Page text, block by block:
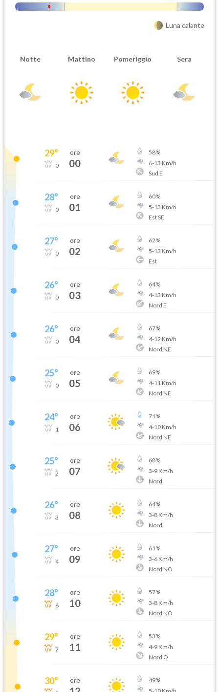
Luna calante
Notte Mattino Pomeriggio Sera
29°
0
ore
00
58%
6-13 Km/h
Sud E
28°
0
ore
01
60%
5-13 Km/h
Est SE
27°
0
ore
02
62%
5-13 Km/h
Est
26°
0
ore
03
64%
4-13 Km/h
Nord E
26°
0
ore
04
67%
4-12 Km/h
Nord NE
25°
0
ore
05
69%
4-11 Km/h
Nord NE
24°
1
ore
06
71%
4-10Km/h
Nord NE
25°
2
ore
07
68%
3-9Km/h
Nord
26°
3
ore
08
64%
3-8Km/h
Nord
27°
4
ore
09
61%
3-6Km/h
Nord NO
28°
6
ore
10
57%
3-8Km/h
Nord NO
29°
7
ore
11
53%
4-9Km/h
Nord O
30° ore 49%